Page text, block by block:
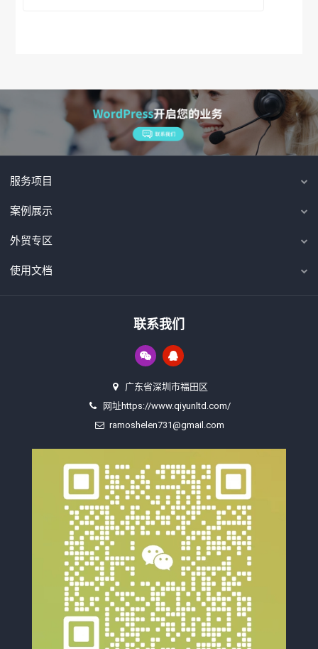
服务项目
案例展示
外贸专区
使用文档
联系我们
广东省深圳市福田区
网址https://www.qiyunltd.com/
ramoshelen731@gmail.com